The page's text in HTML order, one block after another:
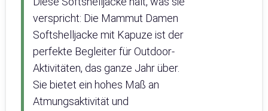
verspricht: Die Mammut Damen
Softshelljacke mit Kapuze ist der
perfekte Begleiter für Outdoor-
Aktivitäten, das ganze Jahr über.
Sie bietet ein hohes Maß an
Atmungsaktivität und